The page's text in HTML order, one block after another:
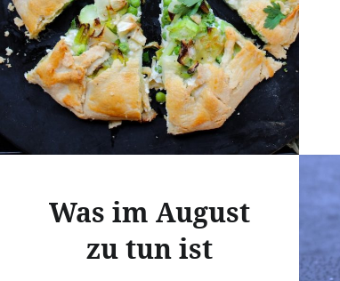
Was im August
zu tun ist